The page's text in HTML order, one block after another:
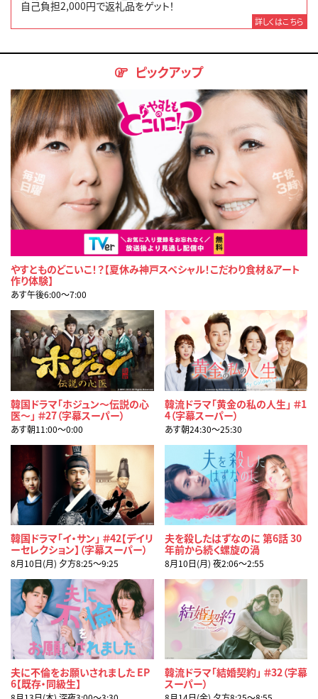
自己負担2,000円で返礼品をゲット！
詳しくはこちら
ピックアップ
やすとものどこいこ！？【夏休み神戸スペシャル！こだわり食材＆アート
作り体験】
あす午後6:00〜7:00
韓国ドラマ「ホジュン～伝説の心
医～」 ＃27（字幕スーパー）
あす朝11:00〜0:00
韓流ドラマ「黄金の私の人生」 ＃1
4（字幕スーパー）
あす朝24:30〜25:30
韓国ドラマ「イ・サン」 ＃42【デイリ
ーセレクション】（字幕スーパー）
8月10日(月) 夕方8:25〜9:25
夫を殺したはずなのに 第6話 30
年前から続く螺旋の渦
8月10日(月) 夜2:06〜2:55
夫に不倫をお願いされました EP
6【既存・同級生】
韓流ドラマ「結婚契約」 ＃32（字幕
スーパー）